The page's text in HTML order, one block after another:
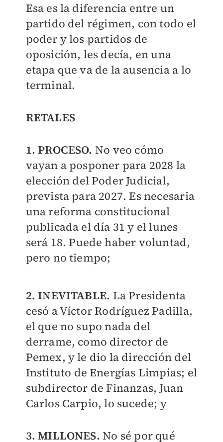
Esa es la diferencia entre un
partido del régimen, con todo el
poder y los partidos de
oposición, les decía, en una
etapa que va de la ausencia a lo
terminal.
RETALES
1. PROCESO. No veo cómo
vayan a posponer para 2028 la
elección del Poder Judicial,
prevista para 2027. Es necesaria
una reforma constitucional
publicada el día 31 y el lunes
será 18. Puede haber voluntad,
pero no tiempo;
2. INEVITABLE. La Presidenta
cesó a Víctor Rodríguez Padilla,
el que no supo nada del
derrame, como director de
Pemex, y le dio la dirección del
Instituto de Energías Limpias; el
subdirector de Finanzas, Juan
Carlos Carpio, lo sucede; y
3. MILLONES. No sé por qué